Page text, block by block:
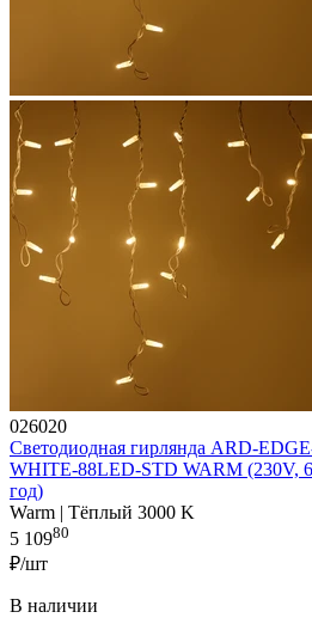
026020
Светодиодная гирлянда ARD-
WHITE-88LED-STD WARM (230V,
год)
Warm | Тёплый 3000 K
5 10980
₽/шт
В наличии